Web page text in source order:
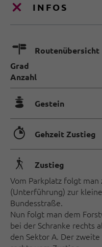
INFOS
🍫
Routenübersicht
Grad
Anzahl
🞾 Gestein
🐲 Gehzeit Zustieg
🛬 Zustieg
Vom Parkplatz folgt man
(Unterführung) zur
Bundesstraße.
Nun folgt man dem
bei der Schranke rechts
den Sektor A. Der